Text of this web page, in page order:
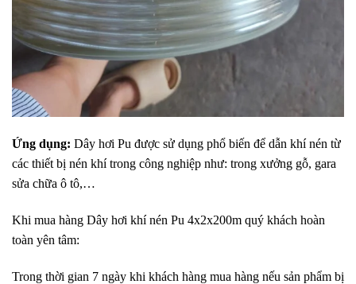
Ứng dụng: Dây hơi Pu được sử dụng phổ biến để dẫn khí nén từ
các thiết bị nén khí trong công nghiệp như: trong xưởng gỗ, gara
sửa chữa ô tô,…
Khi mua hàng Dây hơi khí nén Pu 4x2x200m quý khách hoàn
toàn yên tâm:
Trong thời gian 7 ngày khi khách hàng mua hàng nếu sản phẩm bị